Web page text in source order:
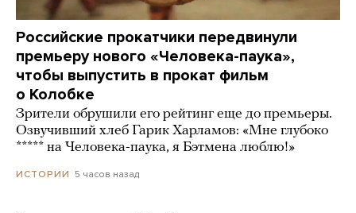
Российские прокатчики передвинули
премьеру нового «Человека-паука»,
чтобы выпустить в прокат фильм
о Колобке
Зрители обрушили его рейтинг еще до премьеры.
Озвучивший хлеб Гарик Харламов: «Мне глубоко
***** на Человека-паука, я Бэтмена люблю!»
ИСТОРИИ 5 часов назад